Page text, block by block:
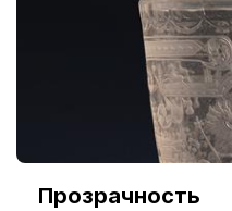
Прозрачность